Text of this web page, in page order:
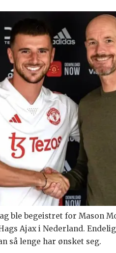
ble begeistret for Mason
Ajax i Nederland.
så lenge har ønsket seg.